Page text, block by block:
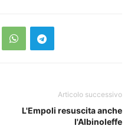
Articolo successivo
L'Empoli resuscita anche
l'Albinoleffe